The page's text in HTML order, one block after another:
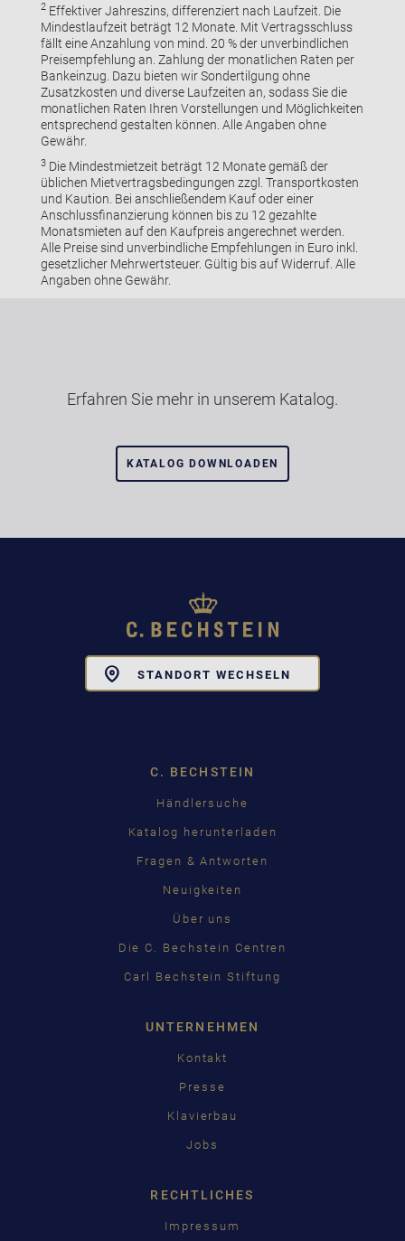
2Effektiver Jahreszins, differenziert nach Laufzeit. Die
Mindestlaufzeit beträgt 12 Monate. Mit Vertragsschluss
fällt eine Anzahlung von mind. 20 % der unverbindlichen
Preisempfehlung an. Zahlung der monatlichen Raten per
Bankeinzug. Dazu bieten wir Sondertilgung ohne
Zusatzkosten und diverse Laufzeiten an, sodass Sie die
monatlichen Raten Ihren Vorstellungen und Möglichkeiten
entsprechend gestalten können. Alle Angaben ohne
Gewähr.
3Die Mindestmietzeit beträgt 12 Monate gemäß der
üblichen Mietvertragsbedingungen zzgl. Transportkosten
und Kaution. Bei anschließendem Kauf oder einer
Anschlussfinanzierung können bis zu 12 gezahlte
Monatsmieten auf den Kaufpreis angerechnet werden.
Alle Preise sind unverbindliche Empfehlungen in Euro inkl.
gesetzlicher Mehrwertsteuer. Gültig bis auf Widerruf. Alle
Angaben ohne Gewähr.
Erfahren Sie mehr in unserem Katalog.
KATALOG DOWNLOADEN
STANDORT WECHSELN
C. BECHSTEIN
Händlersuche
Katalog herunterladen
Fragen & Antworten
Neuigkeiten
Über uns
Die C. Bechstein Centren
Carl Bechstein Stiftung
UNTERNEHMEN
Kontakt
Presse
Klavierbau
Jobs
RECHTLICHES
Impressum